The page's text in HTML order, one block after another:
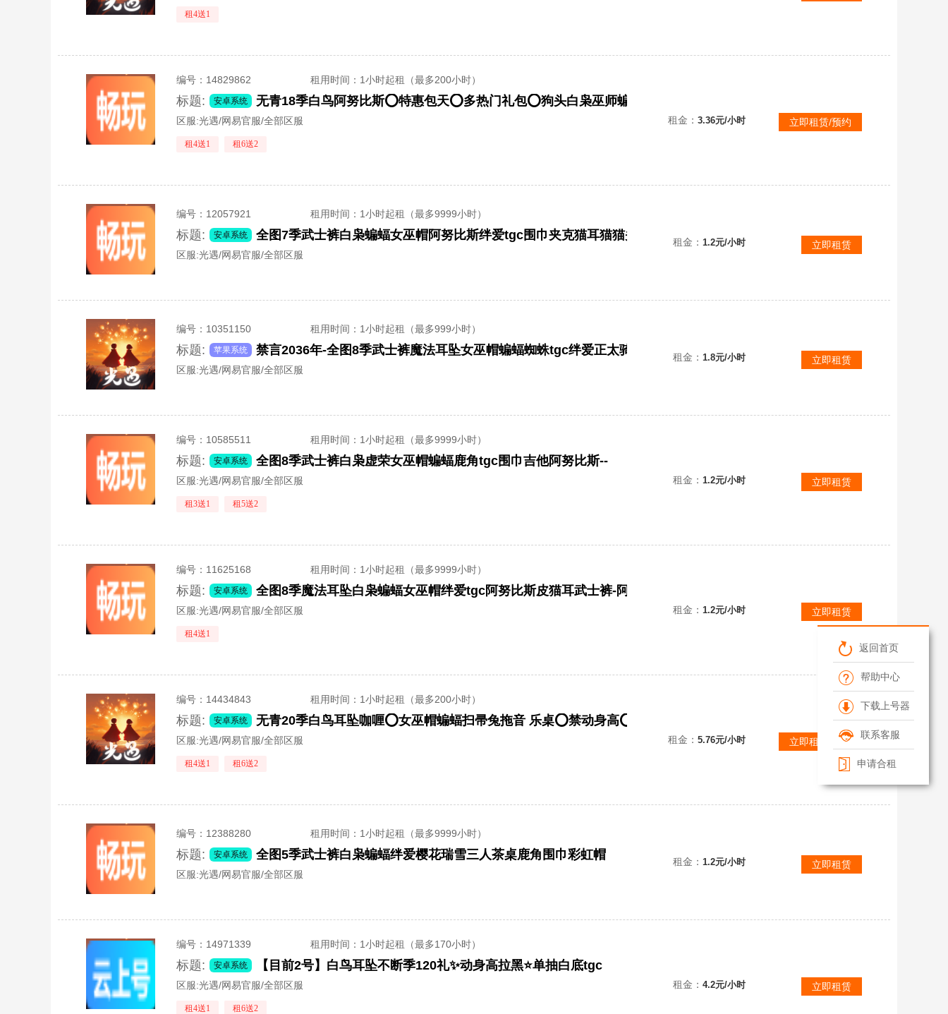
返回首页
帮助中心
下载上号器
联系客服
申请合租
租4送1
编号： 14829862 租用时间 ：1小时起租（最多200小时）
标题: 安卓系统
区服:光遇/网易官服/全部区服
租4送1 租6送2
租金： 3.36元/小时 立即租赁/预约
编号： 12057921 租用时间 ：1小时起租（最多9999小时）
标题: 安卓系统 全图7季武士裤白枭蝙蝠女巫帽阿努比斯绊爱tgc围巾夹克猫耳猫猫头
区服:光遇/网易官服/全部区服
租金： 1.2元/小时 立即租赁
编号： 10351150 租用时间 ：1小时起租（最多999小时）
标题: 苹果系统 禁言2036年-全图8季武士裤魔法耳坠女巫帽蝙蝠蜘蛛tgc绊爱正太骑士跪皮皮猫猫头
区服:光遇/网易官服/全部区服
租金： 1.8元/小时 立即租赁
编号： 10585511 租用时间 ：1小时起租（最多9999小时）
标题: 安卓系统 全图8季武士裤白枭虚荣女巫帽蝙蝠鹿角tgc围巾吉他阿努比斯--
区服:光遇/网易官服/全部区服
租3送1 租5送2
租金： 1.2元/小时 立即租赁
编号： 11625168 租用时间 ：1小时起租（最多9999小时）
标题: 安卓系统 全图8季魔法耳坠白枭蝙蝠女巫帽绊爱tgc阿努比斯皮猫耳武士裤-阿努比斯猫猫头
区服:光遇/网易官服/全部区服
租4送1
租金： 1.2元/小时 立即租赁
编号： 14434843 租用时间 ：1小时起租（最多200小时）
标题: 安卓系统 无青20季白鸟耳坠咖喱⭕女巫帽蝙蝠扫帚兔拖音 乐桌⭕禁动身高⭕毁号拉黑
区服:光遇/网易官服/全部区服
租4送1 租6送2
租金： 5.76元/小时 立即租赁/预约
编号： 12388280 租用时间 ：1小时起租（最多9999小时）
标题: 安卓系统 全图5季武士裤白枭蝙蝠绊爱樱花瑞雪三人茶桌鹿角围巾彩虹帽
区服:光遇/网易官服/全部区服
租金： 1.2元/小时 立即租赁
编号： 14971339 租用时间 ：1小时起租（最多170小时）
标题: 安卓系统 【目前2号】白鸟耳坠不断季120礼✨动身高拉黑⭐️单抽白底tgc
区服:光遇/网易官服/全部区服
租4送1 租6送2
租金： 4.2元/小时 立即租赁